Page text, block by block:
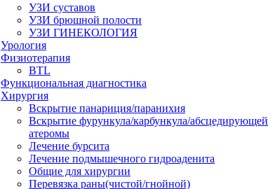
УЗИ суставов
УЗИ брюшной полости
УЗИ ГИНЕКОЛОГИЯ
Урология
Физиотерапия
BTL
Функциональная диагностика
Хирургия
Вскрытие панариция/паранихия
Вскрытие фурункула/карбункула/абсцедирующей
атеромы
Лечение бурсита
Лечение подмышечного гидроаденита
Общие для хирургии
Перевязка раны(чистой/гнойной)